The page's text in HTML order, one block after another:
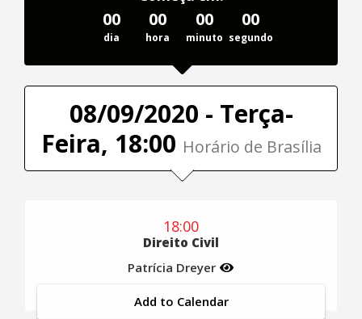
00
dia
00
hora
00
minuto
00
segundo
08/09/2020 - Terça-
Feira, 18:00 Horário de Brasília
18:00
Direito Civil
Patrícia Dreyer
Add to Calendar